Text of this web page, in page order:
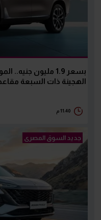
الهجينة ذات السبعة
11:40 م
جديد السوق المصرى